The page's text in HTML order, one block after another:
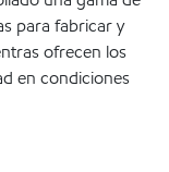
para fabricar y
ofrecen los
en condiciones